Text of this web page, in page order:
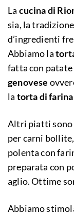
La cucina di
sia, la
d’ingredienti
Abbiamo la
fatta con
genovese
la torta di farina
Altri piatti sono
per carni
polenta con
preparata con
aglio. Ottime
Abbiamo